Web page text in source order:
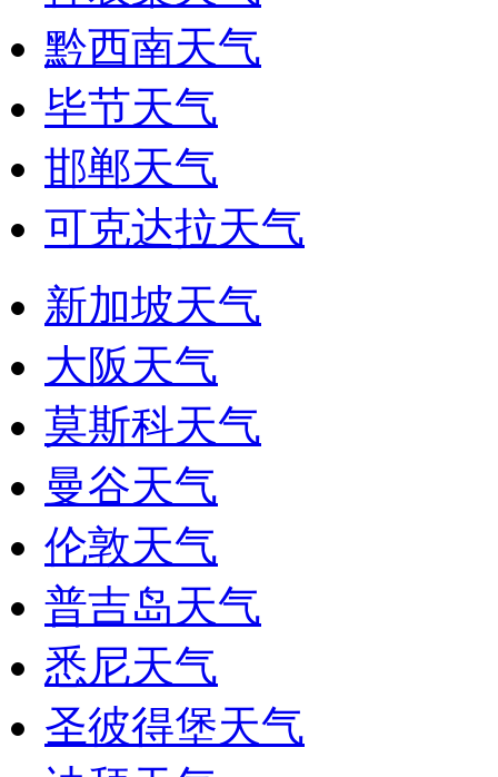
黔西南天气
毕节天气
邯郸天气
可克达拉天气
新加坡天气
大阪天气
莫斯科天气
曼谷天气
伦敦天气
普吉岛天气
悉尼天气
圣彼得堡天气